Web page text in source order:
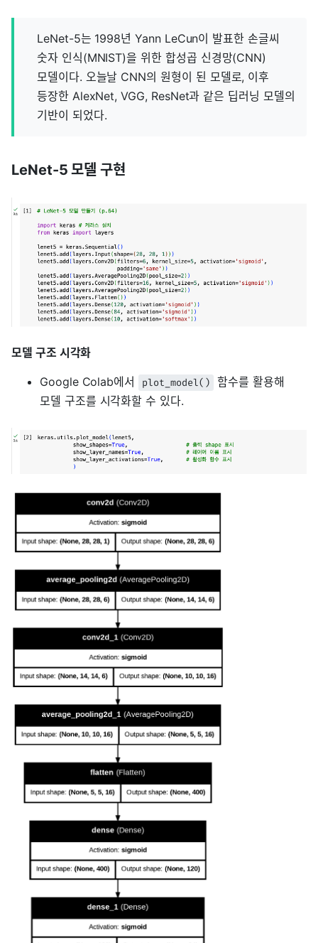
LeNet-5는 1998년 Yann LeCun이 발표한 손글씨
숫자 인식(MNIST)을 위한 합성곱 신경망(CNN)
모델이다. 오늘날 CNN의 원형이 된 모델로, 이후
등장한 AlexNet, VGG, ResNet과 같은 딥러닝 모델의
기반이 되었다.
LeNet-5 모델 구현
모델 구조 시각화
Google Colab에서 plot_model()
함수를 활용해
모델 구조를 시각화할 수 있다.